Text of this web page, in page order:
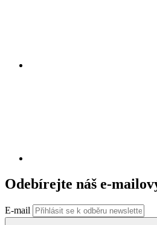
Odebírejte náš e-
E-mail